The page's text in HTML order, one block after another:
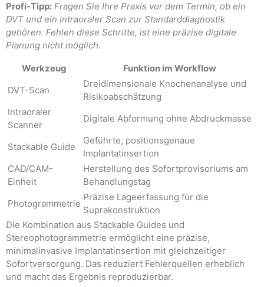
Profi-Tipp: Fragen Sie Ihre Praxis vor dem Termin, ob ein
DVT und ein intraoraler Scan zur Standarddiagnostik
gehören. Fehlen diese Schritte, ist eine präzise digitale
Planung nicht möglich.
Werkzeug
Funktion im Workflow
DVT-Scan
Dreidimensionale Knochenanalyse und
Risikoabschätzung
Intraoraler
Scanner
Digitale Abformung ohne Abdruckmasse
Stackable Guide
Geführte, positionsgenaue
Implantatinsertion
CAD/CAM-
Einheit
Herstellung des Sofortprovisoriums am
Behandlungstag
Photogrammetrie
Präzise Lageerfassung für die
Suprakonstruktion
Die Kombination aus Stackable Guides und
Stereophotogrammetrie ermöglicht eine präzise,
minimalinvasive Implantatinsertion mit gleichzeitiger
Sofortversorgung. Das reduziert Fehlerquellen erheblich
und macht das Ergebnis reproduzierbar.